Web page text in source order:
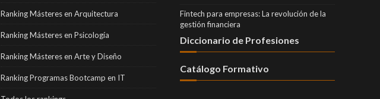
Ranking Másteres en Arquitectura
Ranking Másteres en Psicología
Ranking Másteres en Arte y Diseño
Ranking Programas Bootcamp en IT
Fintech para empresas: La revolución de la
gestión financiera
Diccionario de Profesiones
Catálogo Formativo